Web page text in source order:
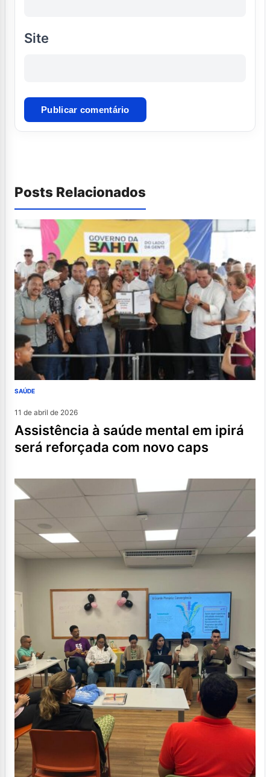
Site
Posts Relacionados
SAÚDE
11 de abril de 2026
assistência à saúde mental em ipirá
será reforçada com novo caps